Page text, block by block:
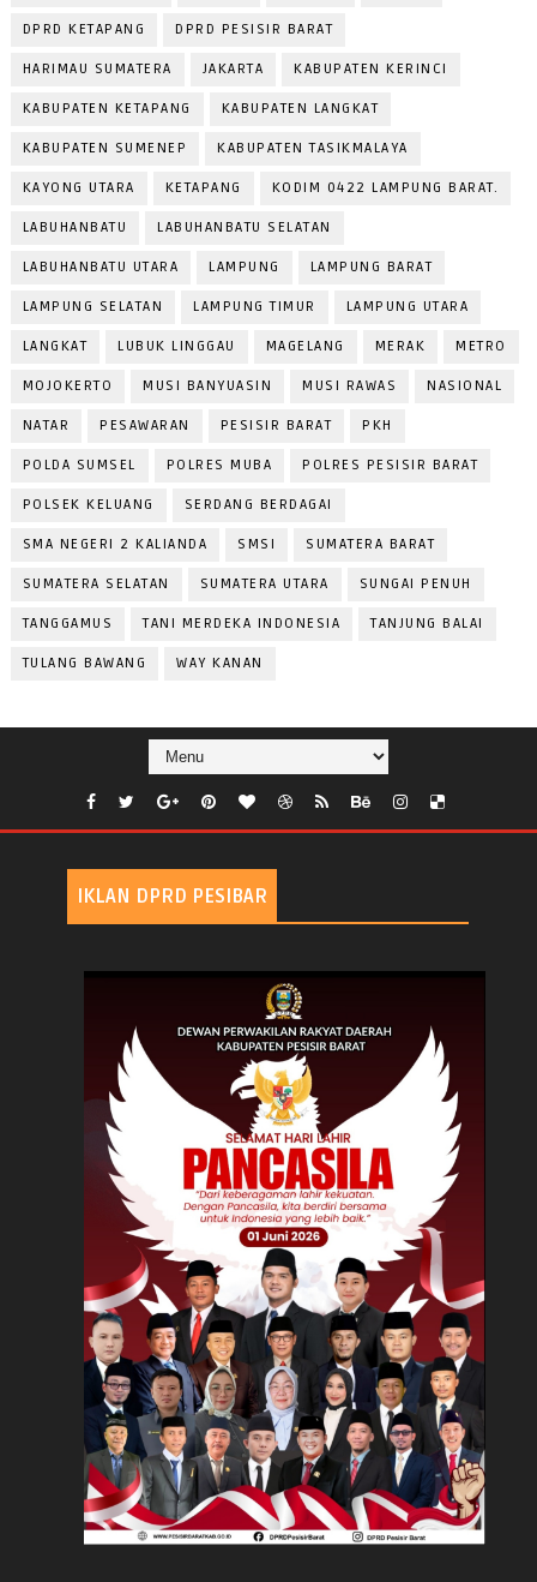
DPRD KETAPANG DPRD PESISIR BARAT
HARIMAU SUMATERA JAKARTA KABUPATEN KERINCI
KABUPATEN KETAPANG KABUPATEN LANGKAT
KABUPATEN SUMENEP KABUPATEN TASIKMALAYA
KAYONG UTARA KETAPANG KODIM 0422 LAMPUNG BARAT.
LABUHANBATU LABUHANBATU SELATAN
LABUHANBATU UTARA LAMPUNG LAMPUNG BARAT
LAMPUNG SELATAN LAMPUNG TIMUR LAMPUNG UTARA
LANGKAT LUBUK LINGGAU MAGELANG MERAK METRO
MOJOKERTO MUSI BANYUASIN MUSI RAWAS NASIONAL
NATAR PESAWARAN PESISIR BARAT PKH
POLDA SUMSEL POLRES MUBA POLRES PESISIR BARAT
POLSEK KELUANG SERDANG BERDAGAI
SMA NEGERI 2 KALIANDA SMSI SUMATERA BARAT
SUMATERA SELATAN SUMATERA UTARA SUNGAI PENUH
TANGGAMUS TANI MERDEKA INDONESIA TANJUNG BALAI
TULANG BAWANG WAY KANAN
IKLAN DPRD PESIBAR